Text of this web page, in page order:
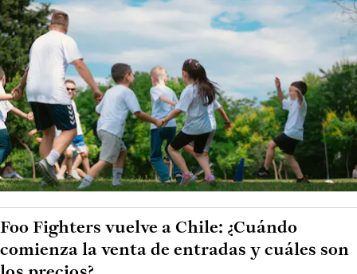
Foo Fighters vuelve a Chile: ¿Cuándo
comienza la venta de entradas y cuáles son